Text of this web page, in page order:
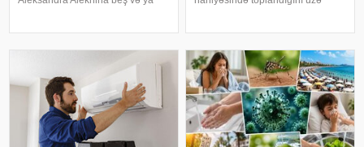
artdığını deyib. İnsult ciddi və
müşahidə edir. Bu isə təkcə esteti